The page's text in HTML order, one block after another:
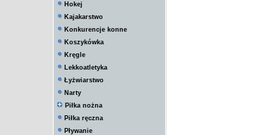
Hokej
Kajakarstwo
Konkurencje konne
Koszykówka
Kręgle
Lekkoatletyka
Łyżwiarstwo
Narty
Piłka nożna
Piłka ręczna
Pływanie